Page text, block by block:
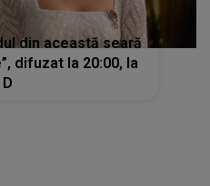
din această seară
difuzat la 20:00, la